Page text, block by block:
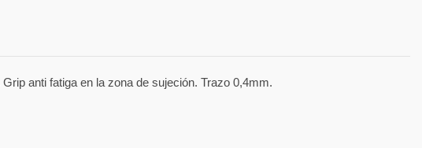
anti fatiga en la zona de sujeción. Trazo 0,4mm.